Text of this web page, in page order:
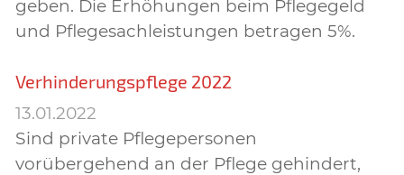
geben. Die Erhöhungen beim Pflegegeld
und Pflegesachleistungen betragen 5%.
Verhinderungspflege 2022
13.01.2022
Sind private Pflegepersonen
vorübergehend an der Pflege gehindert,